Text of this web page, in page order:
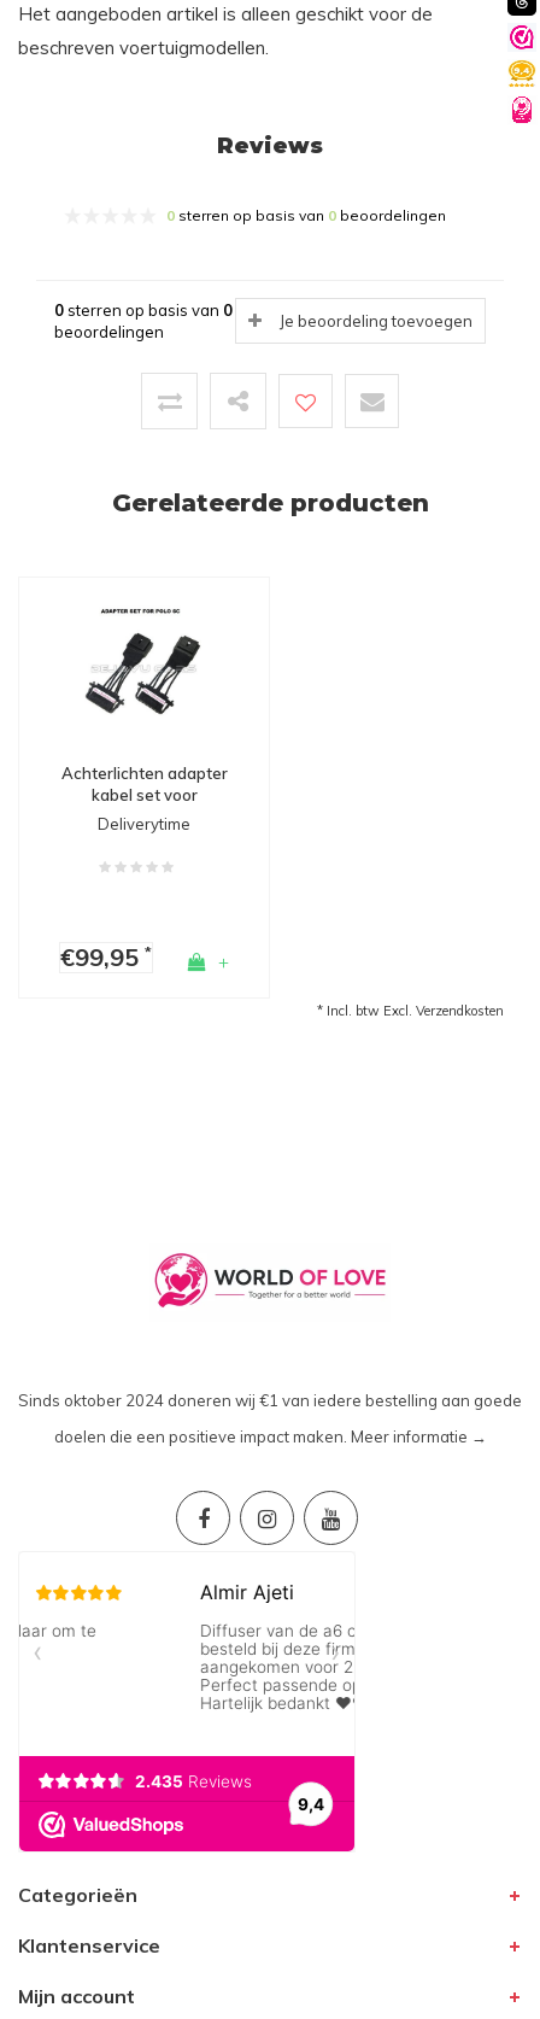
Het aangeboden artikel is alleen geschikt voor de
beschreven voertuigmodellen.
Reviews
0 sterren op basis van 0 beoordelingen
0sterren op basis van 0
beoordelingen
Je beoordeling toevoegen
Gerelateerde producten
Achterlichten adapter
kabel set voor
Volkswagen Polo 6R / 6C
Deliverytime
€99,95* +
* Incl. btw Excl. Verzendkosten
Sinds oktober 2024 doneren wij €1 van iedere bestelling aan goede
doelen die een positieve impact maken. Meer informatie →
Categorieën
Klantenservice
Mijn account